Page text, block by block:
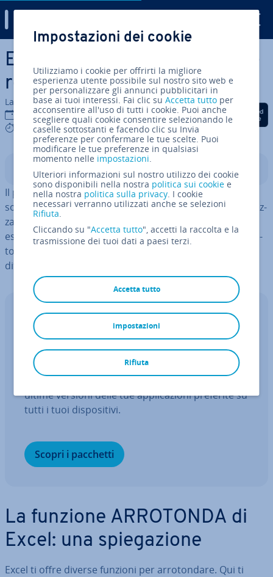
Vai al contenuto prin­ci­pa­le
Excel: come ar­ro­ton­da­re cor­
ret­ta­men­te
La redazione di IONOS
20 nov 2024
5 mins
Condividi via Facebook
Condividi via Twitter
Condividi via
Indice
Il programma di fogli di calcolo di Microsoft, Excel, non
solo permette di creare tabelle e diagrammi ben or­ga­niz­
za­ti, ma al­leg­ge­ri­sce anche il tuo lavoro con i calcoli. Ad
esempio, con la formula ARROTONDA di Excel puoi ar­ro­
ton­da­re au­to­ma­ti­ca­men­te i valori per eccesso o per
difetto.
Excel con Microsoft 365 per le aziende e
IONOS!
L'Office che conosci, ma mi­glio­ra­to
Ottieni la posta elet­tro­ni­ca Exchange e tutte le
ultime versioni delle tue ap­pli­ca­zio­ni preferite su
tutti i tuoi di­spo­si­ti­vi.
Scopri i pacchetti
La funzione ARROTONDA di
Excel: una spie­ga­zio­ne
Excel ti offre diverse funzioni per ar­ro­ton­da­re. Qui ti
Impostazioni dei cookie
Utilizziamo i cookie per offrirti la migliore
esperienza utente possibile sul nostro sito web e
per personalizzare gli annunci pubblicitari in
base ai tuoi interessi. Fai clic suAccetta tutto per
acconsentire all'uso di tutti i cookie. Puoi anche
scegliere quali cookie consentire selezionando le
caselle sottostanti e facendo clic su Invia
preferenze per confermare le tue scelte. Puoi
modificare le tue preferenze in qualsiasi
momento nelle impostazioni.
Ulteriori informazioni sul nostro utilizzo dei cookie
sono disponibili nella nostra politica sui cookie e
nella nostra politica sulla privacy. I cookie
necessari verranno utilizzati anche se selezioni
Rifiuta.
Cliccando su "Accetta tutto", accetti la raccolta e la
trasmissione dei tuoi dati a paesi terzi.
Accetta tutto
Rifiuta
impostazioni